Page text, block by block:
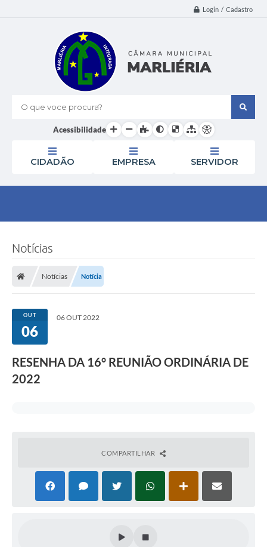
Login / Cadastro
O que voce procura?
Acessibilidade
CIDADÃO EMPRESA SERVIDOR
Notícias
Notícias Notícia
OUT
06
06 OUT 2022
RESENHA DA 16° REUNIÃO ORDINÁRIA DE
2022
COMPARTILHAR